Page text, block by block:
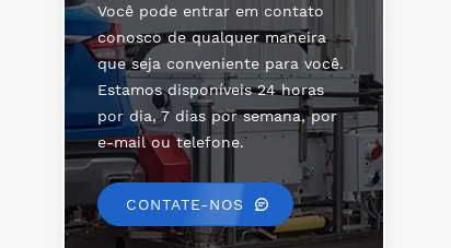
Você pode entrar em contato
conosco de qualquer maneira
que seja conveniente para você.
Estamos disponíveis 24 horas
por dia, 7 dias por semana, por
e-mail ou telefone.
CONTATE-NOS